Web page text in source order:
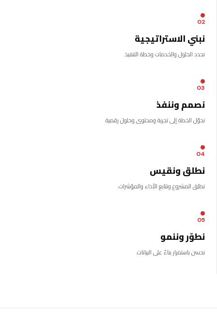
02
نبني الاستراتيجية
نحدد الحلول والخدمات وخطة التنفيذ.
03
نصمم وننفذ
نحوّل الخطة إلى تجربة ومحتوى وحلول رقمية.
04
نطلق ونقيس
نطلق المشروع ونتابع الأداء والمؤشرات.
05
نطوّر وننمو
نحسن باستمرار بناءً على البيانات.